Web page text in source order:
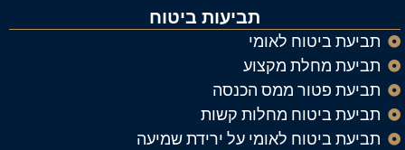
תביעות ביטוח
תביעת ביטוח לאומי
תביעת מחלת מקצוע
תביעת פטור ממס הכנסה
תביעת ביטוח מחלות קשות
תביעת ביטוח לאומי על ירידת שמיעה